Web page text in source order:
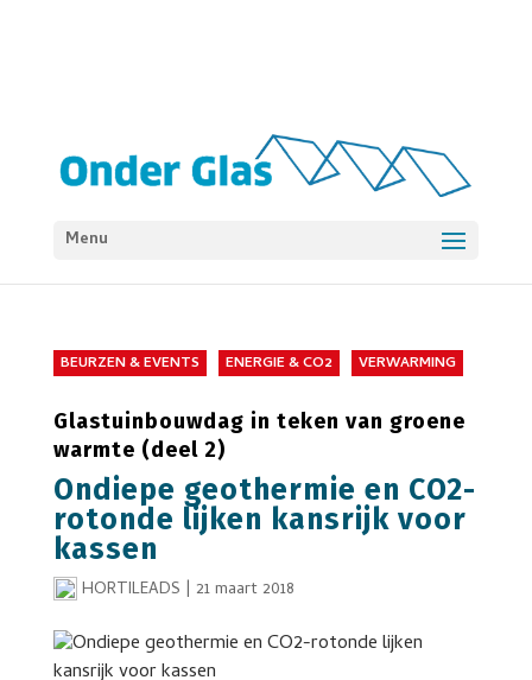
Menu
BEURZEN & EVENTS ENERGIE & CO2 VERWARMING
Glastuinbouwdag in teken van groene
warmte (deel 2)
Ondiepe geothermie en CO2-
rotonde lijken kansrijk voor
kassen
HORTILEADS | 21 maart 2018